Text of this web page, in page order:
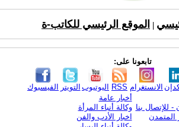
الموقع الرئيسي للكاتب-ة
تابعونا على:
الفيسبوك التويتر اليوتيوب RSS الانستغرام
- للإتصال بنا
المتمدن
أخبار عامة
وكالة أنباء المرأة
اخبار الأدب والفن